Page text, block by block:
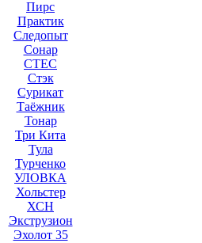
Пирс
Практик
Следопыт
Сонар
СТЕС
Стэк
Сурикат
Таёжник
Тонар
Три Кита
Тула
Турченко
УЛОВКА
Хольстер
ХСН
Экструзион
Эхолот 35